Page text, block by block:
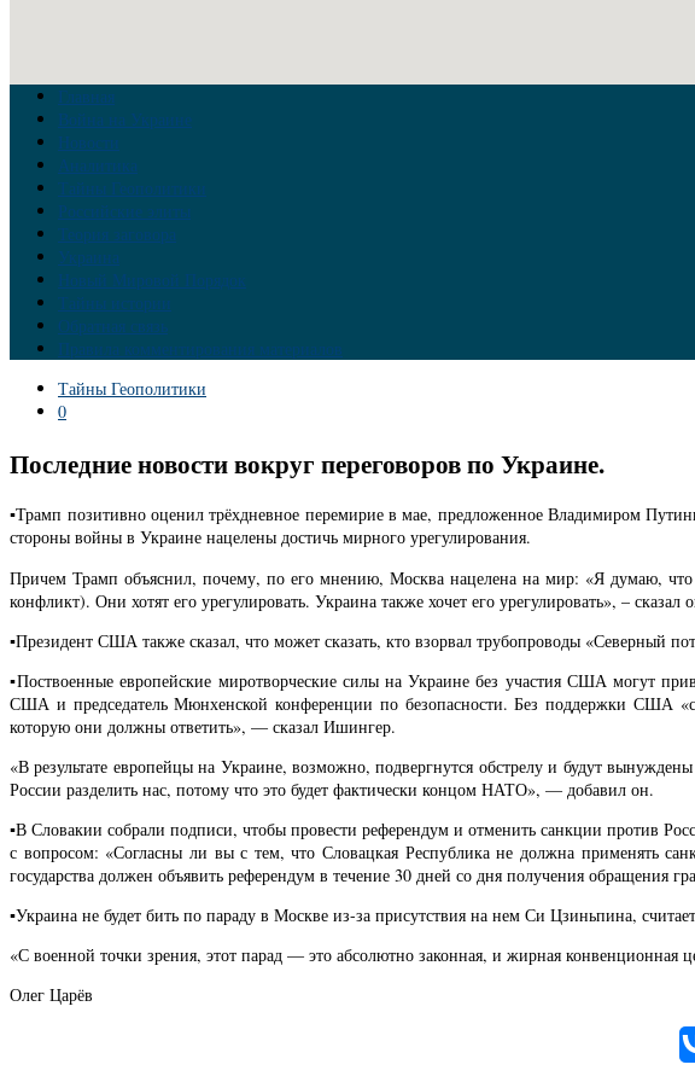
Главная
Война на Украине
Новости
Аналитика
Тайны Геополитики
Российские элиты
Теория заговора
Украина
Новый Мировой Порядок
Тайны истории
Обратная связь
Правила комментирования материалов
Тайны Геополитики
0
Последние новости вокруг переговоров по Украине.
▪️Трамп позитивно оценил трёхдневное перемирие в мае, предложенное Владимиром
стороны войны в Украине нацелены достичь мирного урегулирования.
Причем Трамп объяснил, почему, по его мнению, Москва нацелена на мир: «Я думаю,
конфликт). Они хотят его урегулировать. Украина также хочет его урегулировать», –
▪️Президент США также сказал, что может сказать, кто взорвал трубопроводы «Северный
▪️Поствоенные европейские миротворческие силы на Украине без участия США могут
США и председатель Мюнхенской конференции по безопасности. Без поддержки США
которую они должны ответить», — сказал Ишингер.
«В результате европейцы на Украине, возможно, подвергнутся обстрелу и будут
России разделить нас, потому что это будет фактически концом НАТО», — добавил он.
▪️В Словакии собрали подписи, чтобы провести референдум и отменить санкции против
с вопросом: «Согласны ли вы с тем, что Словацкая Республика не должна применять
государства должен объявить референдум в течение 30 дней со дня получения обращения
▪️Украина не будет бить по параду в Москве из-за присутствия на нем Си Цзиньпина,
«С военной точки зрения, этот парад — это абсолютно законная, и жирная конвенционная
Олег Царёв